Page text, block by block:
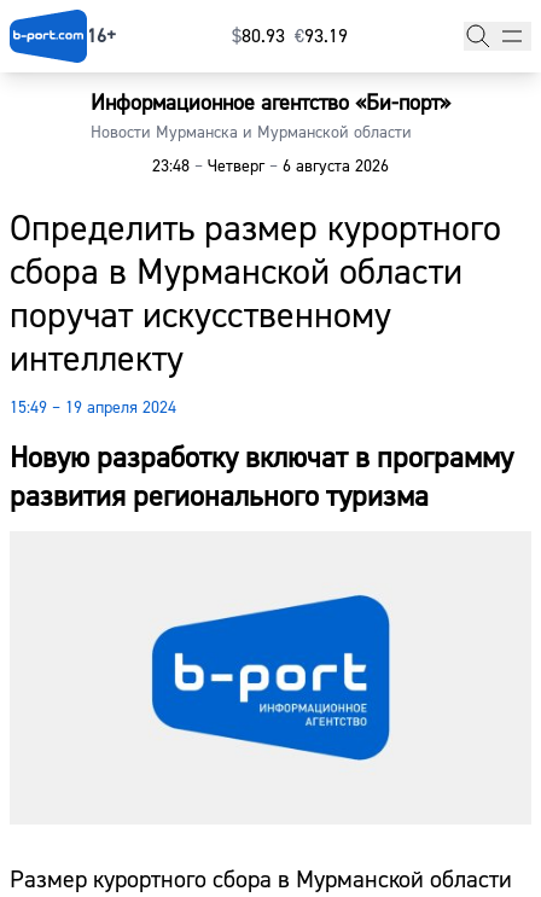
16+ $⁠80.93 €⁠93.19
Информационное агентство «Би-порт»
Новости Мурманска и Мурманской области
23:48 – Четверг – 6 августа 2026
Определить размер курортного
сбора в Мурманской области
поручат искусственному
интеллекту
15:49 – 19 апреля 2024
Новую разработку включат в программу
развития регионального туризма
Размер курортного сбора в Мурманской области
Главная
Наши гости
Фоторепортажи
Погода
Курсы валют